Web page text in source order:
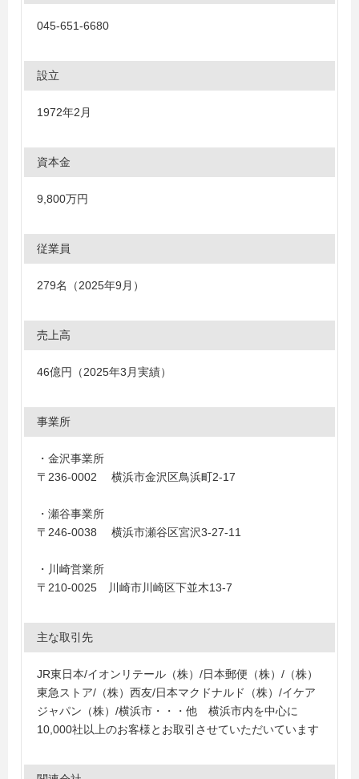
045-651-6680
設立
1972年2月
資本金
9,800万円
従業員
279名（2025年9月）
売上高
46億円（2025年3月実績）
事業所
・金沢事業所
〒236-0002 横浜市金沢区鳥浜町2-17
・瀬谷事業所
〒246-0038 横浜市瀬谷区宮沢3-27-11
・川崎営業所
〒210-0025 川崎市川崎区下並木13-7
主な取引先
JR東日本/イオンリテール（株）/日本郵便（株）/（株）
東急ストア/（株）西友/日本マクドナルド（株）/イケア
ジャパン（株）/横浜市・・・他 横浜市内を中心に
10,000社以上のお客様とお取引させていただいています